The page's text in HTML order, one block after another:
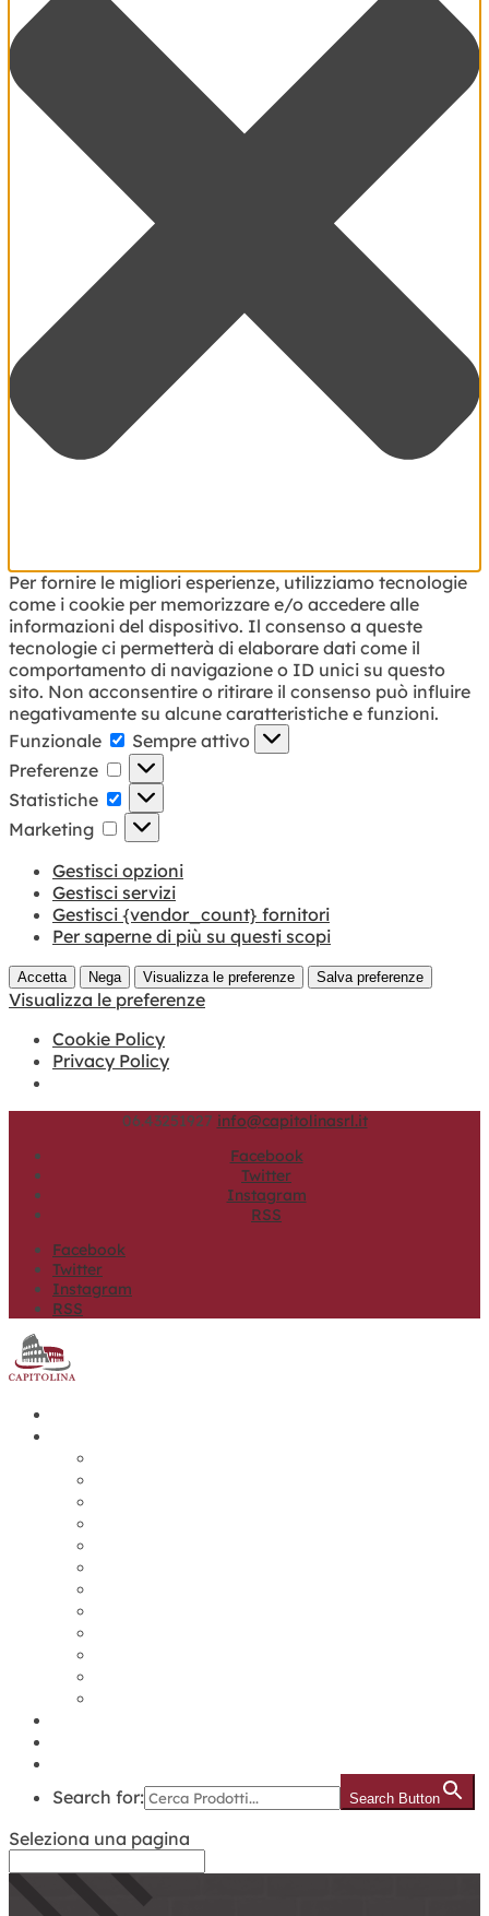
Per fornire le migliori esperienze, utilizziamo tecnologie
come i cookie per memorizzare e/o accedere alle
informazioni del dispositivo. Il consenso a queste
tecnologie ci permetterà di elaborare dati come il
comportamento di navigazione o ID unici su questo
sito. Non acconsentire o ritirare il consenso può influire
negativamente su alcune caratteristiche e funzioni.
Funzionale
Funzionale
Sempre attivo
Preferenze
Preferenze
Statistiche
Statistiche
Marketing
Marketing
Gestisci opzioni
Gestisci servizi
Gestisci {vendor_count} fornitori
Per saperne di più su questi scopi
Accetta Nega Visualizza le preferenze Salva preferenze
Visualizza le preferenze
Cookie Policy
Privacy Policy
06.43251927 info@capitolinasrl.it
Facebook
Twitter
Instagram
RSS
Facebook
Twitter
Instagram
RSS
Search for:
Search Button
Seleziona una pagina